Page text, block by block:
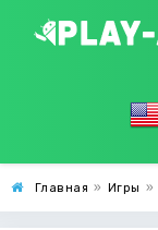
Главная » Игры »